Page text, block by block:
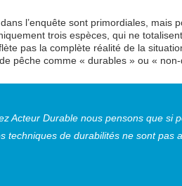
l’enquête sont primordiales, mais
trois espèces, qui ne
pas la complète réalité de la
pêche comme « durables » ou «
Acteur Durable nous pensons que si
techniques de durabilités ne sont pas